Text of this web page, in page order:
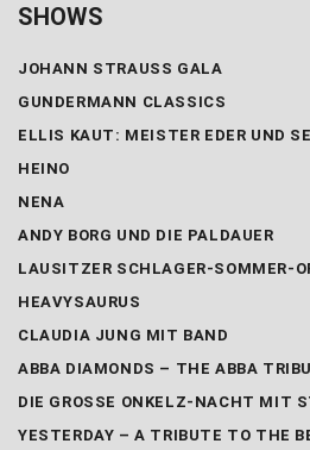
SHOWS
JOHANN STRAUSS GALA
GUNDERMANN CLASSICS
ELLIS KAUT: MEISTER EDER UND
HEINO
NENA
ANDY BORG UND DIE PALDAUER
LAUSITZER SCHLAGER-SOMMER-
HEAVYSAURUS
CLAUDIA JUNG MIT BAND
ABBA DIAMONDS – THE ABBA
DIE GROSSE ONKELZ-NACHT MIT
YESTERDAY – A TRIBUTE TO THE